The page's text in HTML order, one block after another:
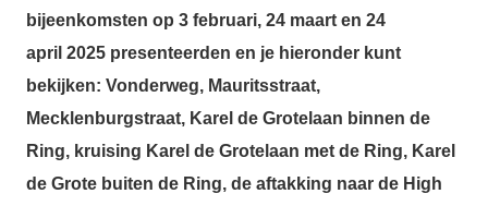
bijeenkomsten op 3 februari, 24 maart en 24
april 2025 presenteerden en je hieronder kunt
bekijken: Vonderweg, Mauritsstraat,
Mecklenburgstraat, Karel de Grotelaan binnen de
Ring, kruising Karel de Grotelaan met de Ring, Karel
de Grote buiten de Ring, de aftakking naar de High